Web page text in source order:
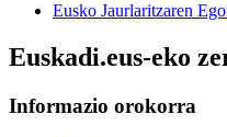
Eusko Jaurlaritzaren
Euskadi.eus-eko
Informazio orokorra